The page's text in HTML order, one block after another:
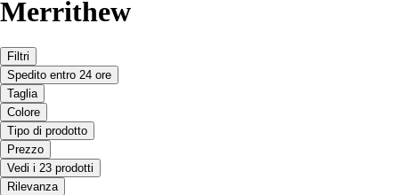
Merrithew
Filtri
Spedito entro 24 ore
Taglia
Colore
Tipo di prodotto
Prezzo
Vedi i 23 prodotti
Rilevanza